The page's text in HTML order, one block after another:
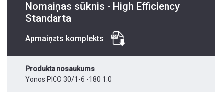
Nomaiņas sūknis - High Efficiency
Standarta
Apmaiņats komplekts
Produkta nosaukums
Yonos PICO 30/1-6 -180 1.0